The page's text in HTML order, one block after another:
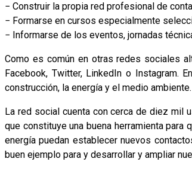
− Construir la propia red profesional de
− Formarse en cursos especialmente
− Informarse de los eventos, jornadas
Como es común en otras redes sociales
Facebook, Twitter, LinkedIn o Instagram.
construcción, la energía y el medio ambiente.
La red social cuenta con cerca de diez mil
que constituye una buena herramienta
energía puedan establecer nuevos
buen ejemplo para y desarrollar y ampliar